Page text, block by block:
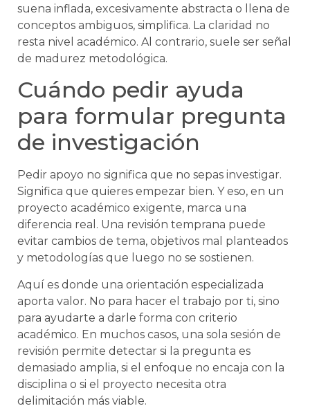
suena inflada, excesivamente abstracta o llena de
conceptos ambiguos, simplifica. La claridad no
resta nivel académico. Al contrario, suele ser señal
de madurez metodológica.
Cuándo pedir ayuda
para formular pregunta
de investigación
Pedir apoyo no significa que no sepas investigar.
Significa que quieres empezar bien. Y eso, en un
proyecto académico exigente, marca una
diferencia real. Una revisión temprana puede
evitar cambios de tema, objetivos mal planteados
y metodologías que luego no se sostienen.
Aquí es donde una orientación especializada
aporta valor. No para hacer el trabajo por ti, sino
para ayudarte a darle forma con criterio
académico. En muchos casos, una sola sesión de
revisión permite detectar si la pregunta es
demasiado amplia, si el enfoque no encaja con la
disciplina o si el proyecto necesita otra
delimitación más viable.